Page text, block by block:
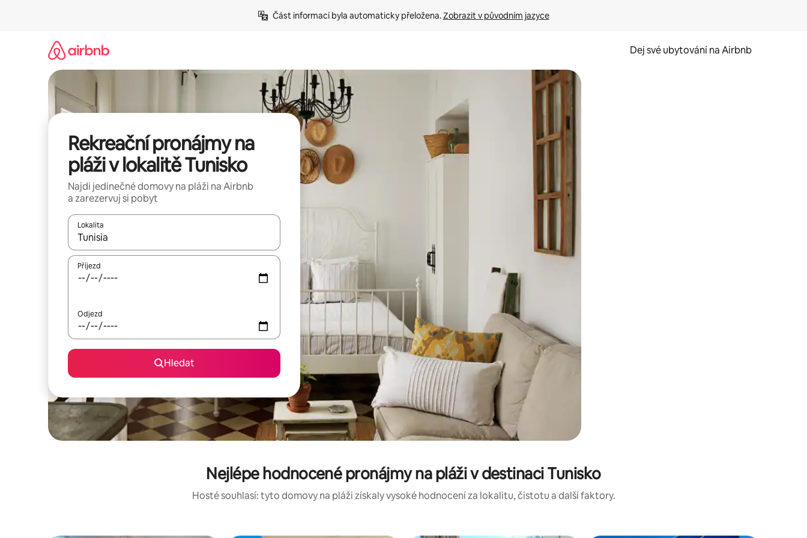
Část informací byla automaticky přeložena. Zobrazit v původním jazyce
Dej své ubytování na Airbnb
Rekreační pronájmy na
pláži v lokalitě Tunisko
Najdi jedinečné domovy na pláži na Airbnb
a zarezervuj si pobyt
Lokalita
Až budou výsledky k dispozici, můžeš si je procházet pomocí šipek nahoru a dolů, dotykem nebo přejetím prstem.
Příjezd
Odjezd
Hledat
Nejlépe hodnocené pronájmy na pláži v destinaci Tunisko
Hosté souhlasí: tyto domovy na pláži získaly vysoké hodnocení za lokalitu, čistotu a další faktory.